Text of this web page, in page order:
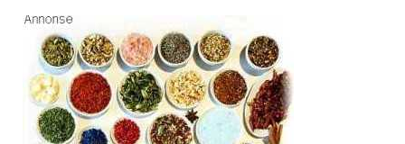
Quatre épices
Rosépepper
Salvie